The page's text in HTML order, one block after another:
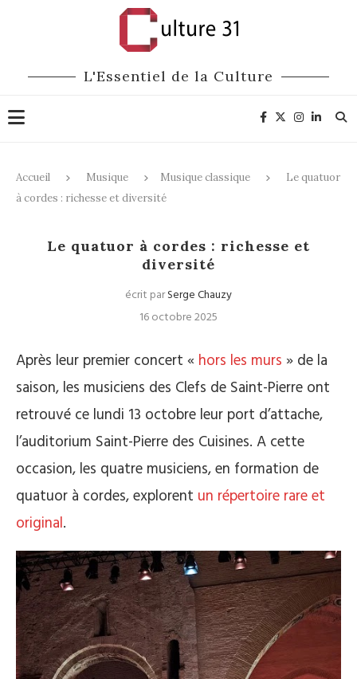
L'Essentiel de la Culture
Accueil Musique Musique classique
Le quatuor
à cordes : richesse et diversité
Le quatuor à cordes : richesse et
diversité
écrit parSerge Chauzy
16 octobre 2025
Après leur premier concert « hors les murs » de la
saison, les musiciens des Clefs de Saint-Pierre ont
retrouvé ce lundi 13 octobre leur port d’attache,
l’auditorium Saint-Pierre des Cuisines. A cette
occasion, les quatre musiciens, en formation de
quatuor à cordes, explorent un répertoire rare et
original.